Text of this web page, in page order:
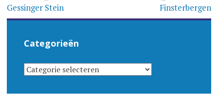
navigatie
Gessinger Stein Finsterbergen
Categorieën
CATEGORIEËN